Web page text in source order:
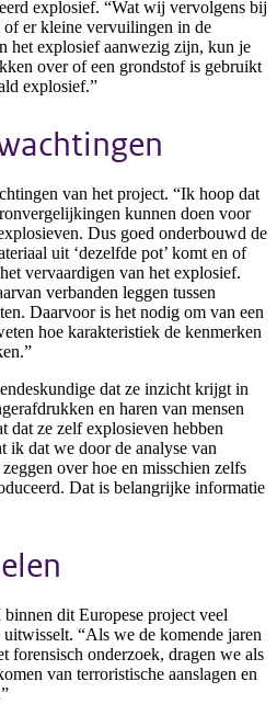
explosief. “Wat wij vervolgens bij
er kleine vervuilingen in de
het explosief aanwezig zijn, kun je
over of een grondstof is gebruikt
explosief.”
van het project. “Ik hoop dat
kunnen doen voor
Dus goed onderbouwd de
uit ‘dezelfde pot’ komt en of
vervaardigen van het explosief.
verbanden leggen tussen
Daarvoor is het nodig om van een
hoe karakteristiek de kenmerken
dat ze inzicht krijgt in
en haren van mensen
dat ze zelf explosieven hebben
ik dat we door de analyse van
over hoe en misschien zelfs
Dat is belangrijke informatie
dit Europese project veel
“Als we de komende jaren
forensisch onderzoek, dragen we als
van terroristische aanslagen en